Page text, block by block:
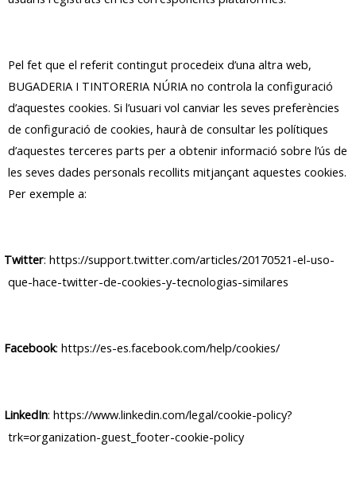
Pel fet que el referit contingut procedeix d’una altra web,
BUGADERIA I TINTORERIA NÚRIA no controla la configuració
d’aquestes cookies. Si l’usuari vol canviar les seves preferències
de configuració de cookies, haurà de consultar les polítiques
d’aquestes terceres parts per a obtenir informació sobre l’ús de
les seves dades personals recollits mitjançant aquestes cookies.
Per exemple a:
Twitter: https://support.twitter.com/articles/20170521-el-uso-
que-hace-twitter-de-cookies-y-tecnologias-similares
Facebook: https://es-es.facebook.com/help/cookies/
LinkedIn: https://www.linkedin.com/legal/cookie-policy?
trk=organization-guest_footer-cookie-policy